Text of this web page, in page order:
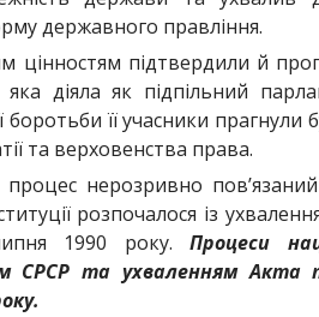
державного правління.
цінностям підтвердили й
діяла як підпільний
її учасники прагнули
та верховенства права.
нерозривно
розпочалося із
1990 року. Процеси
СРСР та ухваленням Акта